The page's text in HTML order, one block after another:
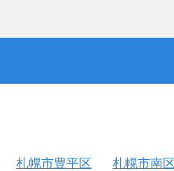
札幌市豊平区 札幌市南区